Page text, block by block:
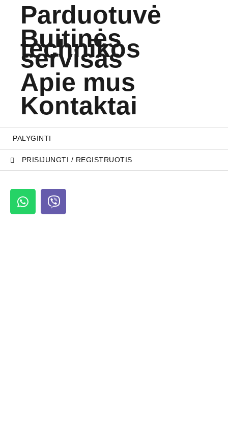
Parduotuvė
Buitinės
technikos
servisas
Apie mus
Kontaktai
PALYGINTI
PRISIJUNGTI / REGISTRUOTIS